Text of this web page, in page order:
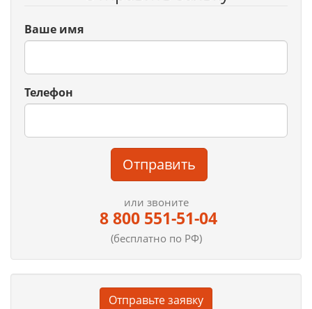
Ваше имя
Телефон
Отправить
или звоните
8 800 551-51-04
(бесплатно по РФ)
Отправьте заявку